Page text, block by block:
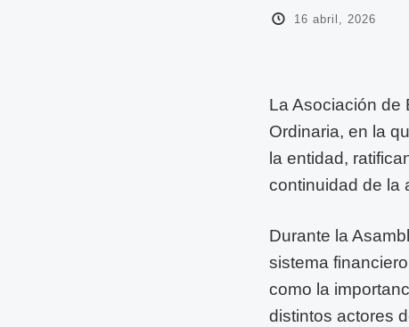
16 abril, 2026
La Asociación de
Ordinaria, en la
la entidad,
continuidad de la
Durante la
sistema
como la
distintos actores